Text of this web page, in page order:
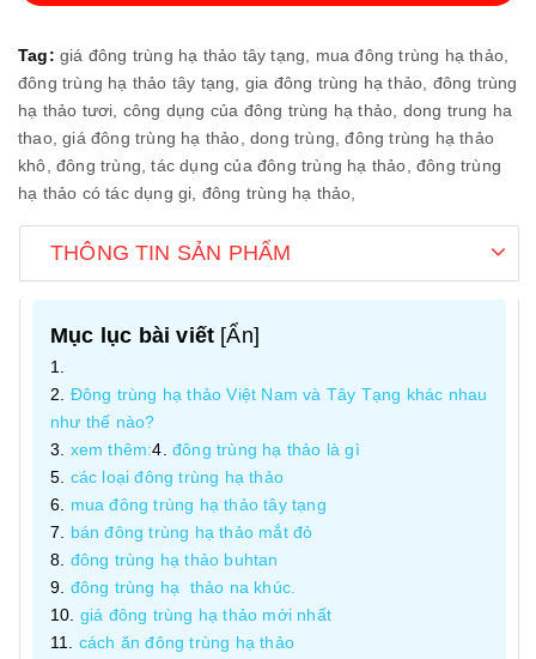
Tag: giá đông trùng hạ thảo tây tạng, mua đông trùng hạ thảo,
đông trùng hạ thảo tây tạng, gia đông trùng hạ thảo, đông trùng
hạ thảo tươi, công dụng của đông trùng hạ thảo, dong trung ha
thao,giá đông trùng hạ thảo,dong trùng,đông trùng hạ thảo
khô, đông trùng,tác dụng của đông trùng hạ thảo,đông trùng
hạ thảo có tác dụng gi, đông trùng hạ thảo,
THÔNG TIN SẢN PHẨM
Mục lục bài viết [Ẩn]
Đông trùng hạ thảo Việt Nam và Tây Tạng khác nhau
như thế nào?
xem thêm:
đông trùng hạ thảo là gì
các loại đông trùng hạ thảo
mua đông trùng hạ thảo tây tạng
bán đông trùng hạ thảo mắt đỏ
đông trùng hạ thảo buhtan
đông trùng hạ thảo na khúc.
giá đông trùng hạ thảo mới nhất
cách ăn đông trùng hạ thảo